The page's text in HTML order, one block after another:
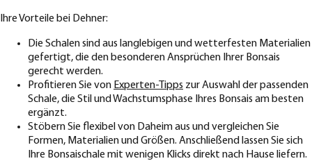
Ihre Vorteile bei Dehner:
Die Schalen sind aus langlebigen und wetterfesten Materialien
gefertigt, die den besonderen Ansprüchen Ihrer Bonsais
gerecht werden.
Profitieren Sie von Experten-Tipps zur Auswahl der passenden
Schale, die Stil und Wachstumsphase Ihres Bonsais am besten
ergänzt.
Stöbern Sie flexibel von Daheim aus und vergleichen Sie
Formen, Materialien und Größen. Anschließend lassen Sie sich
Ihre Bonsaischale mit wenigen Klicks direkt nach Hause liefern.